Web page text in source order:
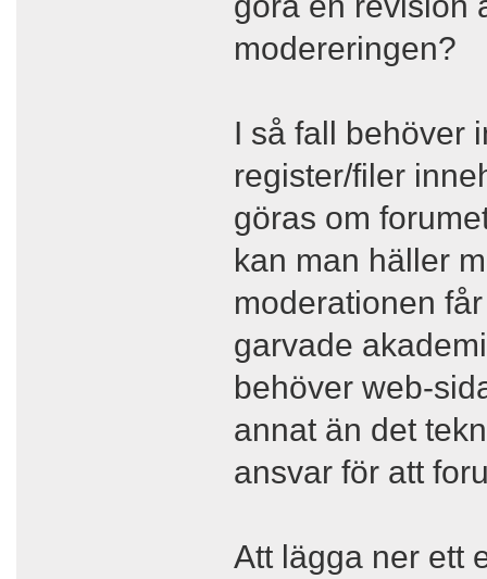
modereringen?
I så fall behöver
register/filer
göras om
kan man häller
moderationen
garvade
behöver web-
annat än det
ansvar för att
Att lägga ner ett